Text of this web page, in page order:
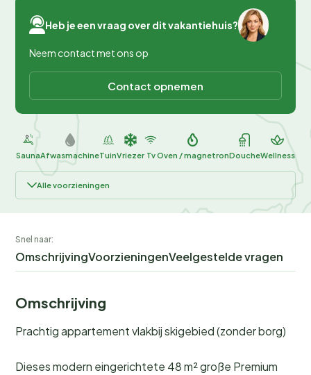
Heb je een vraag over dit vakantiehuis?
Neem contact met ons op
Contact opnemen
SaunaAfwasmachineTuinVriezer TvOven / magnetronDoucheWellness
Alle voorzieningen
Snel naar:
OmschrijvingVoorzieningenVeelgestelde vragen
Omschrijving
Prachtig appartement vlakbij skigebied (zonder borg)
Dieses modern eingerichtete 48 m² große Premium